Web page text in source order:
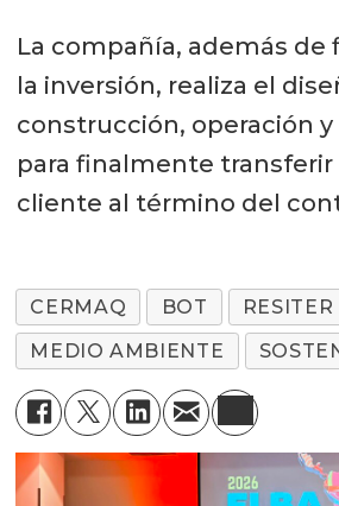
La compañía, además de
la inversión, realiza el
construcción, operación
para finalmente transferir
cliente al término del
CERMAQ BOT
RESITER
MEDIO AMBIENTE